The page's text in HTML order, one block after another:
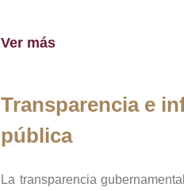
Ver más
Transparencia e
pública
La transparencia